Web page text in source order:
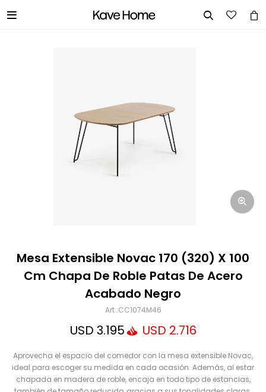
 
Mesa Extensible Novac 170 (320) X 100
Cm Chapa De Roble Patas De Acero
Acabado Negro
CC1074M46
USD 3.195 USD 2.716
Aprovecha el espacio del comedor con la mesa extensible Novac,
ideal para escoger su medida en cada ocasión. Además, al estar
chapada en madera de roble, encaja en todo tipo de estancias,
Mensaje